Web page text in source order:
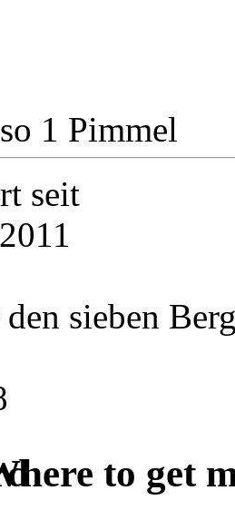
1 Pimmel
seit
sieben
to get